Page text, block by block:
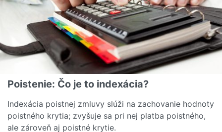
Poistenie: Čo je to indexácia?
Indexácia poistnej zmluvy slúži na zachovanie hodnoty
poistného krytia; zvyšuje sa pri nej platba poistného,
ale zároveň aj poistné krytie.